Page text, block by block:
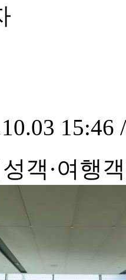
15:46
객·여행